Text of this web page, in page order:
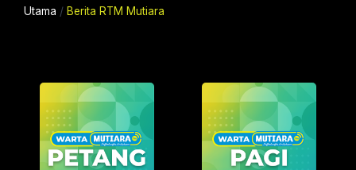
Utama / Berita RTM Mutiara